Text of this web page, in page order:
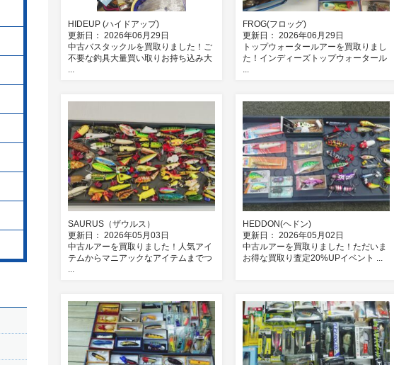
HIDEUP (ハイドアップ)
更新日： 2026年06月29日
中古バスタックルを買取りました！ご
不要な釣具大量買い取りお持ち込み大
...
FROG(フロッグ)
更新日： 2026年06月29日
トップウォータールアーを買取りまし
た！インディーズトップウォータール
...
SAURUS（ザウルス）
更新日： 2026年05月03日
中古ルアーを買取りました！人気アイ
テムからマニアックなアイテムまでつ
...
HEDDON(ヘドン)
更新日： 2026年05月02日
中古ルアーを買取りました！ただいま
お得な買取り査定20%UPイベント ...